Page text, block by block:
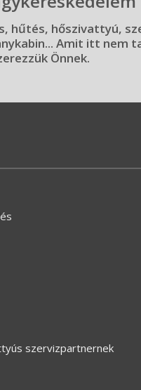
hűtés, hőszivattyú,
Amit itt nem
Önnek.
szervizpartnernek